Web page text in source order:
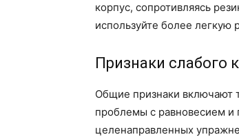
корпус, сопротивляясь
используйте более легкую
Признаки слабого
Общие признаки включают
проблемы с равновесием
целенаправленных